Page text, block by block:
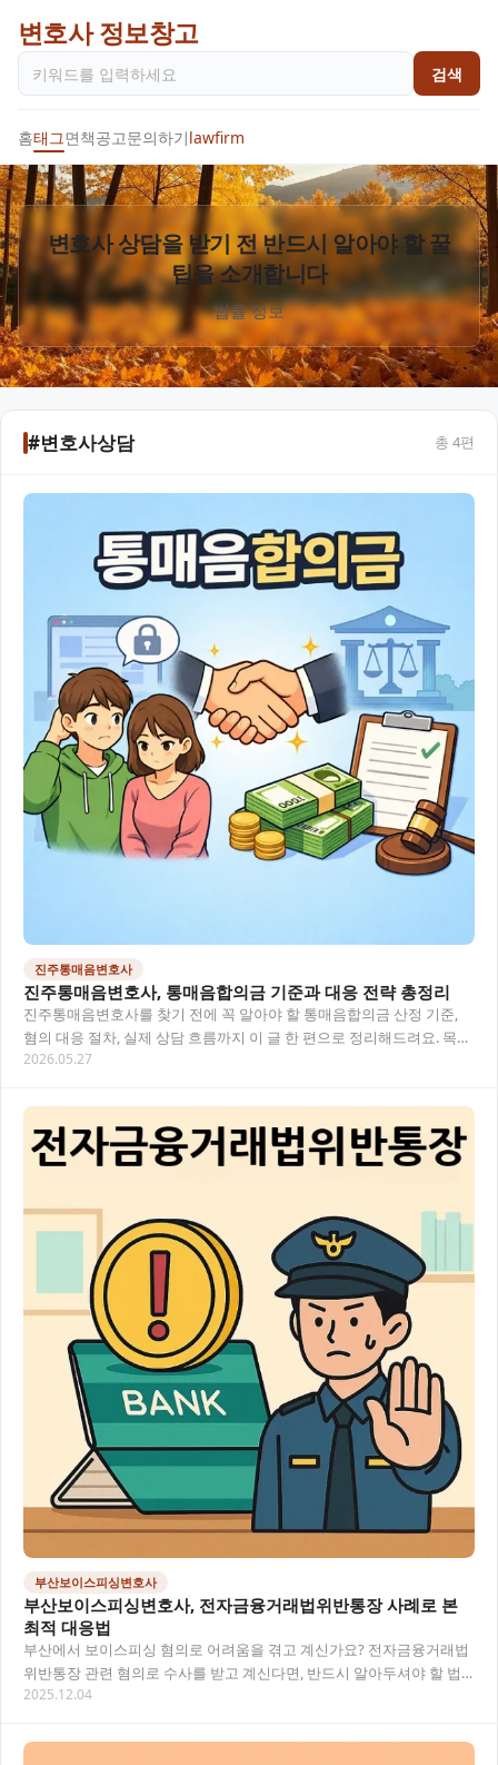
변호사 정보창고
검색
홈태그면책공고문의하기lawfirm
변호사 상담을 받기 전 반드시 알아야 할 꿀
팁을 소개합니다
법률 정보
#변호사상담 총 4편
진주통매음변호사
진주통매음변호사, 통매음합의금 기준과 대응 전략 총정리
진주통매음변호사를 찾기 전에 꼭 알아야 할 통매음합의금 산정 기준,
혐의 대응 절차, 실제 상담 흐름까지 이 글 한 편으로 정리해드려요. 목차
진주통매음변호사가 필요한 순간, 어떤…
2026.05.27
부산보이스피싱변호사
부산보이스피싱변호사, 전자금융거래법위반통장 사례로 본
최적 대응법
부산에서 보이스피싱 혐의로 어려움을 겪고 계신가요? 전자금융거래법
위반통장 관련 혐의로 수사를 받고 계신다면, 반드시 알아두셔야 할 법
적 대응 방법과 변호사 선임의 중요성에 대해 자…
2025.12.04